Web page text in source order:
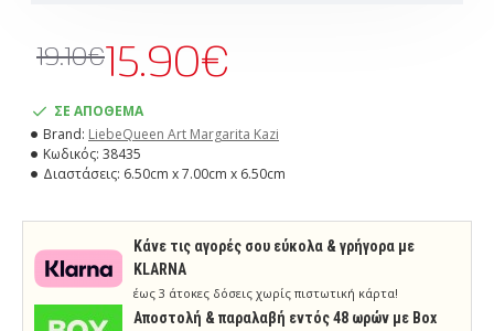
ΣΕ ΑΠΟΘΕΜΑ
Brand: LiebeQueen Art Margarita Kazi
Κωδικός: 38435
Διαστάσεις: 6.50cm x 7.00cm x 6.50cm
15.90€
19.10€
Κάνε τις αγορές σου εύκολα & γρήγορα με
KLARNA
έως 3 άτοκες δόσεις χωρίς πιστωτική κάρτα!
Aποστολή & παραλαβή εντός 48 ωρών με Box